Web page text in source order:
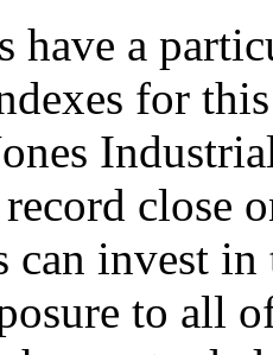
have a
for
close
can invest
to all